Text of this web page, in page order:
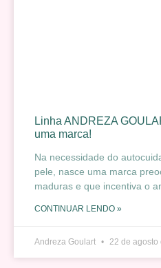
Linha ANDREZA
uma marca!
Na necessidade do
pele, nasce uma marca
maduras e que incentiva o
CONTINUAR LENDO »
Andreza Goulart 22 de agosto